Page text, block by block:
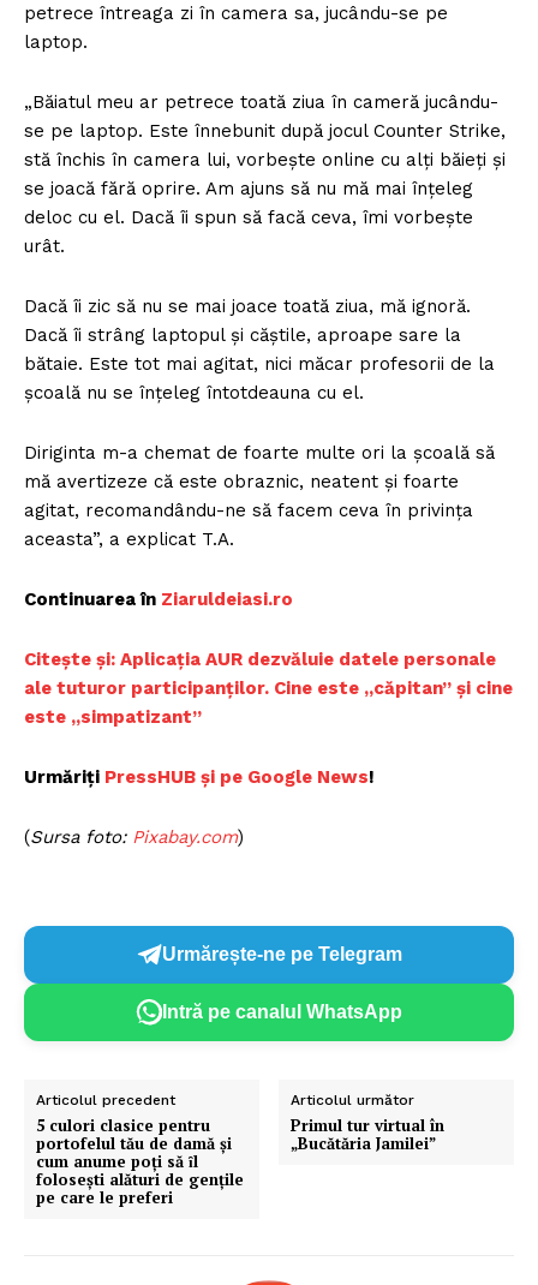
petrece întreaga zi în camera sa, jucându-se pe
laptop.
„Băiatul meu ar petrece toată ziua în cameră jucându-
se pe laptop. Este înnebunit după jocul Counter Strike,
stă închis în camera lui, vorbeşte online cu alţi băieţi şi
se joacă fără oprire. Am ajuns să nu mă mai înţeleg
deloc cu el. Dacă îi spun să facă ceva, îmi vorbeşte
urât.
Dacă îi zic să nu se mai joace toată ziua, mă ignoră.
Dacă îi strâng laptopul şi căştile, aproape sare la
bătaie. Este tot mai agitat, nici măcar profesorii de la
şcoală nu se înţeleg întotdeauna cu el.
Diriginta m-a chemat de foarte multe ori la şcoală să
mă avertizeze că este obraznic, neatent şi foarte
agitat, recomandându-ne să facem ceva în privinţa
aceasta”, a explicat T.A.
Continuarea în Ziaruldeiasi.ro
Citește și: Aplicația AUR dezvăluie datele personale
ale tuturor participanților. Cine este „căpitan” și cine
este „simpatizant”
Urmăriți PressHUB și pe Google News!
(Sursa foto: Pixabay.com)
Urmărește-ne pe Telegram
Intră pe canalul WhatsApp
Articolul precedent
5 culori clasice pentru
portofelul tău de damă și
cum anume poți să ȋl
folosești alături de gențile
pe care le preferi
Articolul următor
Primul tur virtual în
„Bucătăria Jamilei”